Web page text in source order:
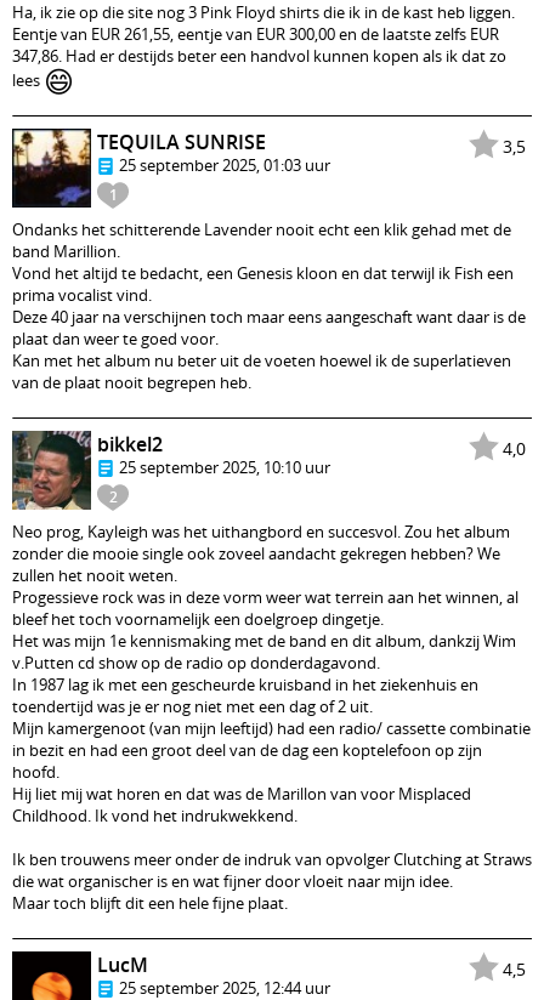
Ha, ik zie op die site nog 3 Pink Floyd shirts die ik in de kast heb liggen.
Eentje van EUR 261,55, eentje van EUR 300,00 en de laatste zelfs EUR
347,86. Had er destijds beter een handvol kunnen kopen als ik dat zo
lees 😄
3,5
1
TEQUILA SUNRISE
25 september 2025, 01:03 uur
Ondanks het schitterende Lavender nooit echt een klik gehad met de
band Marillion.
Vond het altijd te bedacht, een Genesis kloon en dat terwijl ik Fish een
prima vocalist vind.
Deze 40 jaar na verschijnen toch maar eens aangeschaft want daar is de
plaat dan weer te goed voor.
Kan met het album nu beter uit de voeten hoewel ik de superlatieven
van de plaat nooit begrepen heb.
4,0
2
bikkel2
25 september 2025, 10:10 uur
Neo prog, Kayleigh was het uithangbord en succesvol. Zou het album
zonder die mooie single ook zoveel aandacht gekregen hebben? We
zullen het nooit weten.
Progessieve rock was in deze vorm weer wat terrein aan het winnen, al
bleef het toch voornamelijk een doelgroep dingetje.
Het was mijn 1e kennismaking met de band en dit album, dankzij Wim
v.Putten cd show op de radio op donderdagavond.
In 1987 lag ik met een gescheurde kruisband in het ziekenhuis en
toendertijd was je er nog niet met een dag of 2 uit.
Mijn kamergenoot (van mijn leeftijd) had een radio/ cassette combinatie
in bezit en had een groot deel van de dag een koptelefoon op zijn
hoofd.
Hij liet mij wat horen en dat was de Marillon van voor Misplaced
Childhood. Ik vond het indrukwekkend.
Ik ben trouwens meer onder de indruk van opvolger Clutching at Straws
die wat organischer is en wat fijner door vloeit naar mijn idee.
Maar toch blijft dit een hele fijne plaat.
4,5
LucM
25 september 2025, 12:44 uur